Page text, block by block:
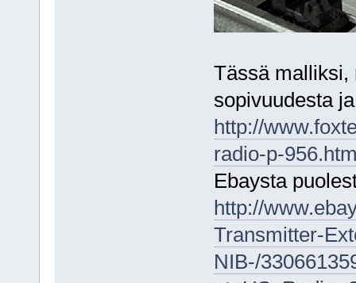
Tässä malliksi,
sopivuudesta
http://
radio-p-
Ebaysta
http://
Transmitter-
NIB-/